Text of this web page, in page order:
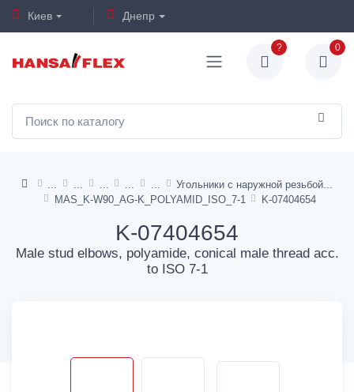
Киев Днепр
? 0
Угольники с наружной резьбой
MAS_K-W90_AG-K_POLYAMID_ISO_7-1
K-07404654
K-07404654
Male stud elbows, polyamide, conical male thread acc.
to ISO 7-1